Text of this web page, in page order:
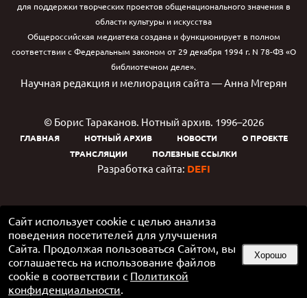
Сайт использует cookie с целью анализа
поведения посетителей для улучшения
Сайта. Продолжая пользоваться Сайтом, вы
соглашаетесь на использование файлов
cookie в соответствии с Политикой
конфиденциальности.
Хорошо
для поддержки творческих проектов общенационального значения в
области культуры и искусства
Общероссийская медиатека создана и функционирует в полном
соответствии с Федеральным законом от 29 декабря 1994 г. N 78-ФЗ «О
библиотечном деле».
Научная редакция и мелиорация сайта — Анна Мгерян
© Борис Тараканов. Нотный архив. 1996–2026
ГЛАВНАЯ НОТНЫЙ АРХИВ НОВОСТИ
О ПРОЕКТЕ
ТРАНСЛЯЦИИ
ПОЛЕЗНЫЕ ССЫЛКИ
Разработка сайта: DEFI
Google Play и логотип Google Play являются товарными знаками